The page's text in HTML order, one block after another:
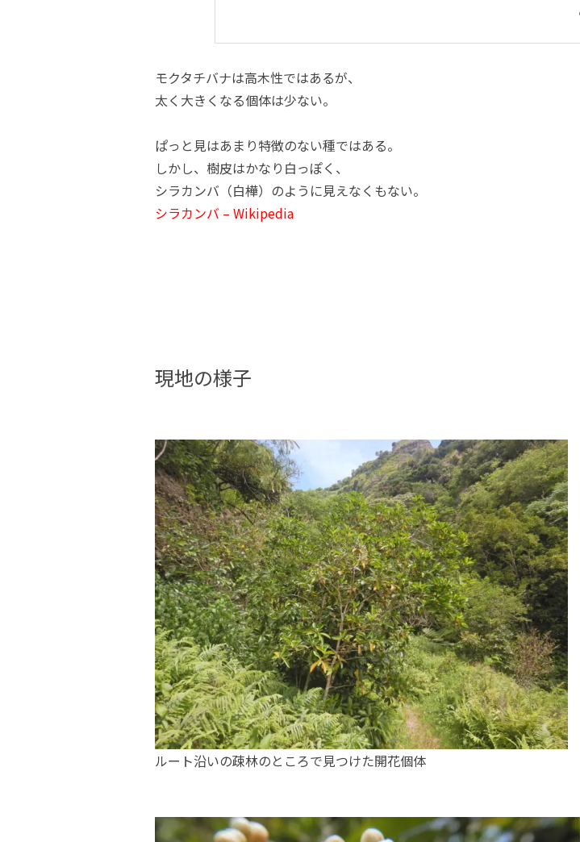
モクタチバナは高木性ではあるが、
太く大きくなる個体は少ない。
ぱっと見はあまり特徴のない種ではある。
しかし、樹皮はかなり白っぽく、
シラカンバ（白樺）のように見えなくもない。
シラカンバ – Wikipedia
現地の様子
ルート沿いの疎林のところで見つけた開花個体